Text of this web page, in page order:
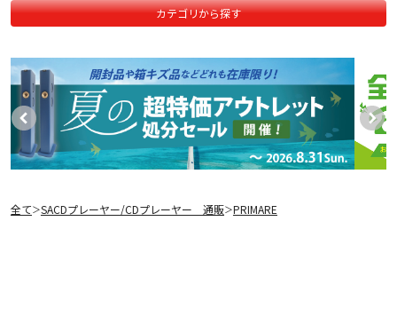
カテゴリから探す
全て＞SACDプレーヤー/CDプレーヤー 通販＞PRIMARE